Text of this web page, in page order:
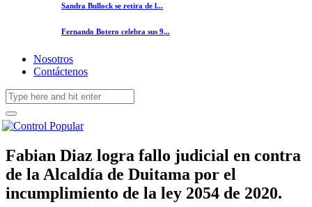
Sandra Bullock se retira de l...
Fernando Botero celebra sus 9...
Nosotros
Contáctenos
Fabian Diaz logra fallo judicial en contra
de la Alcaldía de Duitama por el
incumplimiento de la ley 2054 de 2020.